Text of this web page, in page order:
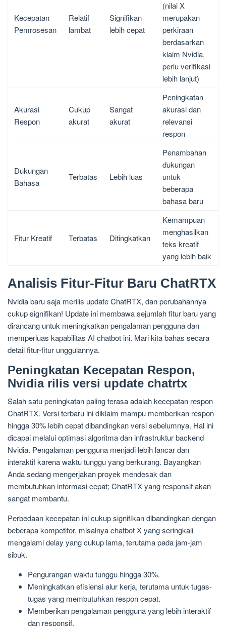
Kecepatan
Pemrosesan
Relatif
lambat
Signifikan
lebih cepat
(nilai X
merupakan
perkiraan
berdasarkan
klaim Nvidia,
perlu verifikasi
lebih lanjut)
Akurasi
Respon
Cukup
akurat
Sangat
akurat
Peningkatan
akurasi dan
relevansi
respon
Dukungan
Bahasa
Terbatas Lebih luas
Penambahan
dukungan
untuk
beberapa
bahasa baru
Fitur Kreatif Terbatas Ditingkatkan
Kemampuan
menghasilkan
teks kreatif
yang lebih baik
Analisis Fitur-Fitur Baru ChatRTX
Nvidia baru saja merilis update ChatRTX, dan perubahannya
cukup signifikan! Update ini membawa sejumlah fitur baru yang
dirancang untuk meningkatkan pengalaman pengguna dan
memperluas kapabilitas AI chatbot ini. Mari kita bahas secara
detail fitur-fitur unggulannya.
Peningkatan Kecepatan Respon,
Nvidia rilis versi update chatrtx
Salah satu peningkatan paling terasa adalah kecepatan respon
ChatRTX. Versi terbaru ini diklaim mampu memberikan respon
hingga 30% lebih cepat dibandingkan versi sebelumnya. Hal ini
dicapai melalui optimasi algoritma dan infrastruktur backend
Nvidia. Pengalaman pengguna menjadi lebih lancar dan
interaktif karena waktu tunggu yang berkurang. Bayangkan
Anda sedang mengerjakan proyek mendesak dan
membutuhkan informasi cepat; ChatRTX yang responsif akan
sangat membantu.
Perbedaan kecepatan ini cukup signifikan dibandingkan dengan
beberapa kompetitor, misalnya chatbot X yang seringkali
mengalami delay yang cukup lama, terutama pada jam-jam
sibuk.
Pengurangan waktu tunggu hingga 30%.
Meningkatkan efisiensi alur kerja, terutama untuk tugas-
tugas yang membutuhkan respon cepat.
Memberikan pengalaman pengguna yang lebih interaktif
dan responsif.